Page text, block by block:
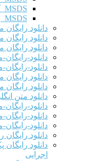
MSDS گاز فریون pdf
MSDS روغن 40 pdf
دانلود رایگان متن
دانلود رایگان متن
دانلود رایگان متن
دانلود-رایگان-
دانلود-رایگان-
دانلود رایگان
دانلود رایگان
دانلود متن
دانلود-رایگان-
دانلود-رایگان-
دانلود-رایگان-
دانلود
دانلود
اجرایی